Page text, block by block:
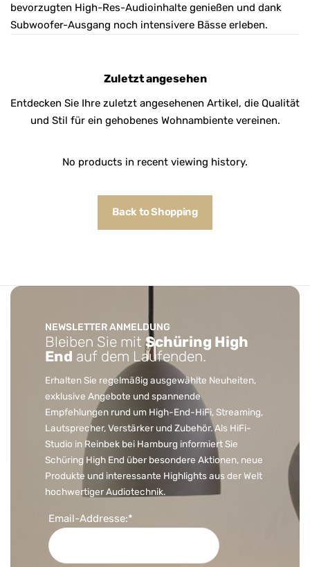
bevorzugten High-Res-Audioinhalte genießen und dank
Subwoofer-Ausgang noch intensivere Bässe erleben.
Zuletzt angesehen
Entdecken Sie Ihre zuletzt angesehenen Artikel, die Qualität
und Stil für ein gehobenes Wohnambiente vereinen.
No products in recent viewing history.
Back to Shopping
NEWSLETTER ANMELDUNG
Bleiben Sie mit Schüring High
End auf dem Laufenden.
Erhalten Sie regelmäßig ausgewählte Neuheiten,
exklusive Angebote und spannende
Empfehlungen rund um High-End-HiFi, Streaming,
Lautsprecher, Verstärker und Zubehör. Als HiFi-
Studio in Reinbek bei Hamburg informiert Sie
Schüring High End über besondere Aktionen, neue
Produkte und interessante Highlights aus der Welt
hochwertiger Audiotechnik.
Email-Addresse:*